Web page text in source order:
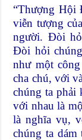
“Thượng Hội
viễn tượng
người. Đòi
Đòi hỏi
như một
cha chú, với
chúng ta phải
với nhau là
là nghĩa vụ,
chúng ta dám